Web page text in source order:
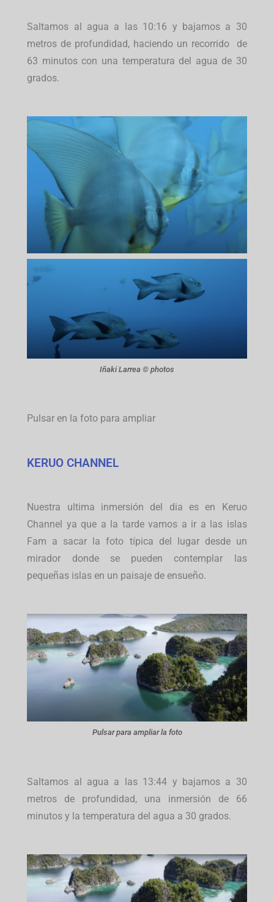
Saltamos al agua a las 10:16 y bajamos a 30
metros de profundidad, haciendo un recorrido de
63 minutos con una temperatura del agua de 30
grados.
Iñaki Larrea © photos
Pulsar en la foto para ampliar
KERUO CHANNEL
Nuestra ultima inmersión del dia es en Keruo
Channel ya que a la tarde vamos a ir a las islas
Fam a sacar la foto típica del lugar desde un
mirador donde se pueden contemplar las
pequeñas islas en un paisaje de ensueño.
Pulsar para ampliar la foto
Saltamos al agua a las 13:44 y bajamos a 30
metros de profundidad, una inmersión de 66
minutos y la temperatura del agua a 30 grados.